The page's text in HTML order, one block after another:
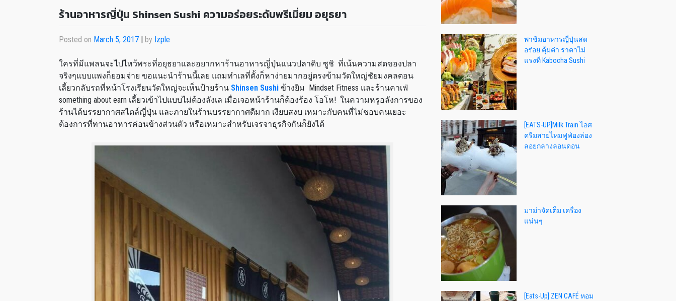
ร้านอาหารญี่ปุ่น Shinsen Sushi ความอร่อยระดับพรีเมี่ยม อยุธยา
Posted on March 5, 2017 by Izple
ใครที่มีแพลนจะไปไหว้พระที่อยุธยาและอยากหาร้านอาหารญี่ปุ่นแนวปลาดิบ ซูชิ ที่เน้นความสดของปลา
จริงๆแบบแพงก็ยอมจ่าย ขอแนะนำร้านนี้เลย แถมทำเลที่ตั้งก็หาง่ายมากอยู่ตรงข้ามวัดใหญ่ชัยมงคลตอน
เลี้ยวกลับรถที่หน้าโรงเรียนวัดใหญ่จะเห็นป้ายร้าน Shinsen Sushi ข้างยิม Mindset Fitness และร้านคาเฟ่
something about earn เลี้ยวเข้าไปแบบไม่ต้องลังเล เมื่อเจอหน้าร้านก็ต้องร้อง โอโห! ในความหรูอลังการของ
ร้านได้บรรยากาศสไตล์ญี่ปุ่น และภายในร้านบรรยากาศดีมาก เงียบสงบ เหมาะกับคนที่ไม่ชอบคนเยอะ
ต้องการที่ทานอาหารค่อนข้างส่วนตัว หรือเหมาะสำหรับเจรจาธุรกิจกันก็ยังได้
พาชิมอาหารญี่ปุ่นสด
อร่อย คุ้มค่า ราคาไม่
แรงที่ Kabocha Sushi
[EATS-UP]Milk Train ไอศ
ครีมสายไหมฟูฟ่องล่อง
ลอยกลางลอนดอน
มาม่าจัดเต็ม เครื่อง
แน่นๆ
[Eats-Up] ZEN CAFÉ หอม